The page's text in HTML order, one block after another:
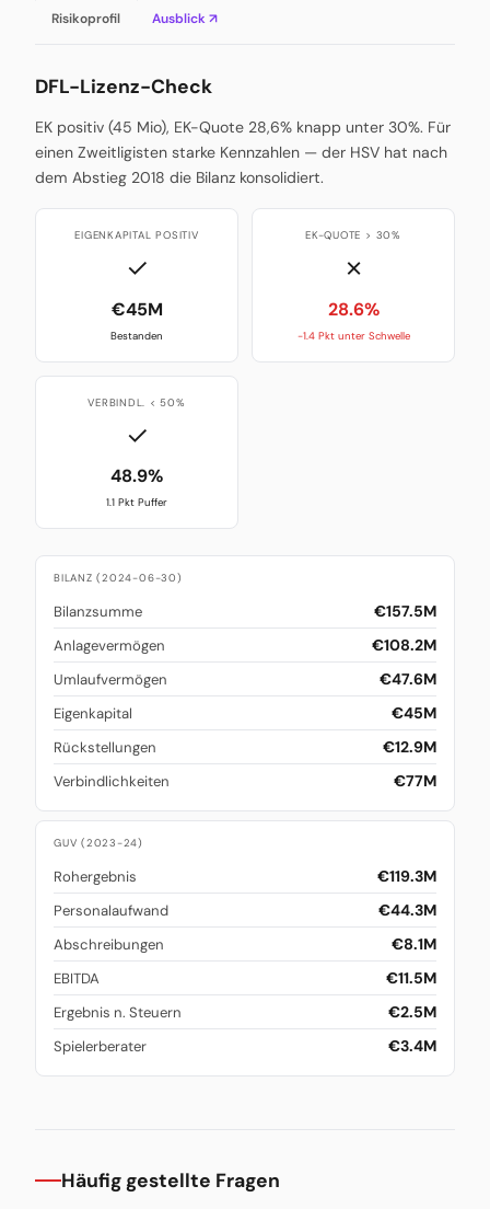
Risikoprofil Ausblick ↗
DFL-Lizenz-Check
EK positiv (45 Mio), EK-Quote 28,6% knapp unter 30%. Für
einen Zweitligisten starke Kennzahlen — der HSV hat nach
dem Abstieg 2018 die Bilanz konsolidiert.
EIGENKAPITAL POSITIV
✓
€45M
Bestanden
EK-QUOTE > 30%
✗
28.6%
-1.4 Pkt unter Schwelle
VERBINDL. < 50%
✓
48.9%
1.1 Pkt Puffer
BILANZ (2024-06-30)
Bilanzsumme €157.5M
Anlagevermögen €108.2M
Umlaufvermögen €47.6M
Eigenkapital €45M
Rückstellungen €12.9M
Verbindlichkeiten €77M
GUV (2023-24)
Rohergebnis €119.3M
Personalaufwand €44.3M
Abschreibungen €8.1M
EBITDA €11.5M
Ergebnis n. Steuern €2.5M
Spielerberater €3.4M
Häufig gestellte Fragen